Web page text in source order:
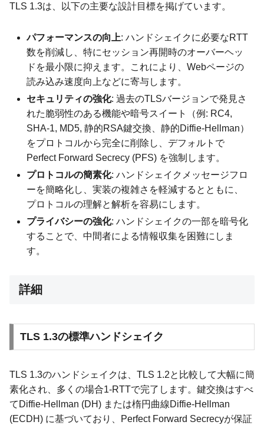
TLS 1.3は、以下の主要な設計目標を掲げています。
パフォーマンスの向上: ハンドシェイクに必要なRTT
数を削減し、特にセッション再開時のオーバーヘッ
ドを最小限に抑えます。これにより、Webページの
読み込み速度向上などに寄与します。
セキュリティの強化: 過去のTLSバージョンで発見さ
れた脆弱性のある機能や暗号スイート（例: RC4,
SHA-1, MD5, 静的RSA鍵交換、静的Diffie-Hellman）
をプロトコルから完全に削除し、デフォルトで
Perfect Forward Secrecy (PFS) を強制します。
プロトコルの簡素化: ハンドシェイクメッセージフロ
ーを簡略化し、実装の複雑さを軽減するとともに、
プロトコルの理解と解析を容易にします。
プライバシーの強化: ハンドシェイクの一部を暗号化
することで、中間者による情報収集を困難にしま
す。
詳細
TLS 1.3の標準ハンドシェイク
TLS 1.3のハンドシェイクは、TLS 1.2と比較して大幅に簡
素化され、多くの場合1-RTTで完了します。鍵交換はすべ
てDiffie-Hellman (DH) または楕円曲線Diffie-Hellman
(ECDH) に基づいており、Perfect Forward Secrecyが保証